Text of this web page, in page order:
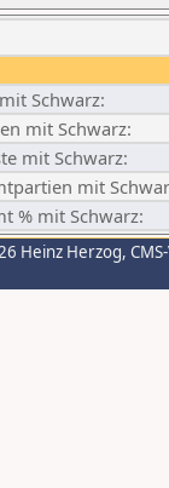
Schwarz:
mit Schwarz:
mit Schwarz:
mit
% mit Schwarz:
Heinz Herzog,